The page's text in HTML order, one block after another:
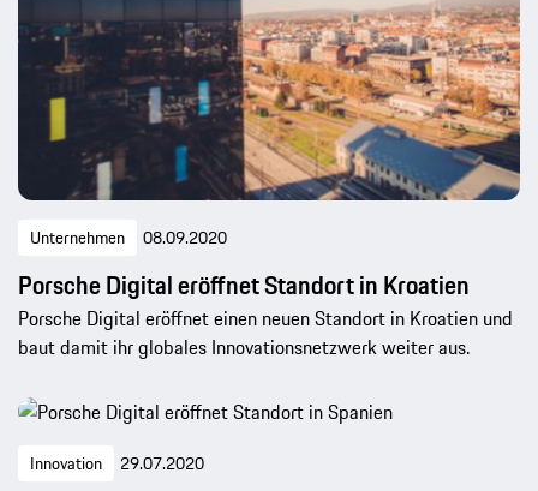
Unternehmen 08.09.2020
Porsche Digital eröffnet Standort in Kroatien
Porsche Digital eröffnet einen neuen Standort in Kroatien und
baut damit ihr globales Innovationsnetzwerk weiter aus.
Innovation 29.07.2020